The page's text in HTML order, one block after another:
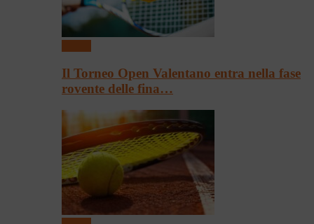
Il Torneo Open Valentano entra nella fase
rovente delle fina…